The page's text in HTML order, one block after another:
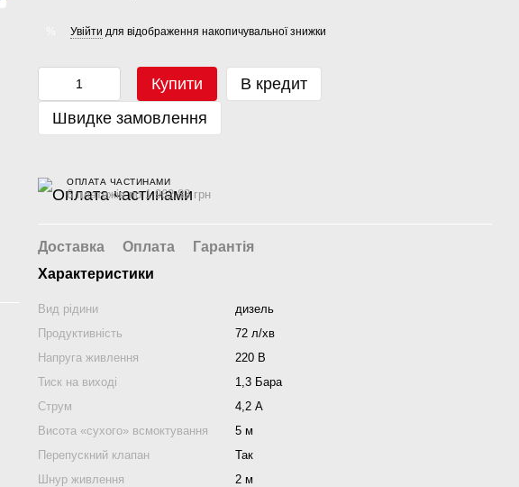
Увійти для відображення накопичувальної знижки
Купити
В кредит
Швидке замовлення
ОПЛАТА ЧАСТИНАМИ
6 платежів по 1 962.83 грн
Доставка Оплата
Гарантія
Характеристики
Вид рідини
дизель
Продуктивність
72 л/хв
Напруга живлення
220 В
Тиск на виході
1,3 Бара
Струм
4,2 А
Висота «сухого» всмоктування
5 м
Перепускний клапан
Так
Шнур живлення
2 м